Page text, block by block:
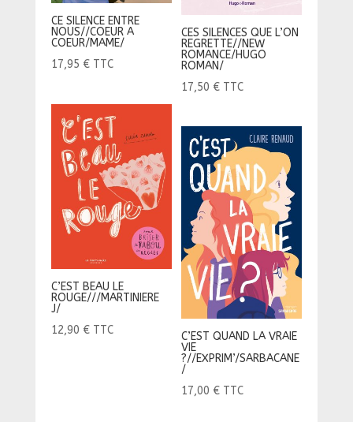
CE SILENCE ENTRE
NOUS//COEUR A
COEUR/MAME/
17,95 € TTC
CES SILENCES QUE L’ON
REGRETTE//NEW
ROMANCE/HUGO
ROMAN/
17,50 € TTC
C’EST BEAU LE
ROUGE///MARTINIERE
J/
12,90 € TTC
C’EST QUAND LA VRAIE
VIE
?//EXPRIM’/SARBACANE
/
17,00 € TTC